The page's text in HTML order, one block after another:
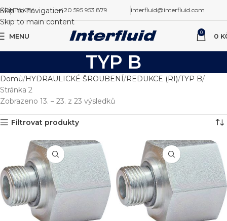
Skip to navigation
Skip to main content
KONTAKTY +420 595 953 879 interfluid@interfluid.com
MENU 0 0
TYP B
Domů HYDRAULICKÉ ŠROUBENÍ REDUKCE (RI) TYP B
Stránka 2
Zobrazeno 13. – 23. z 23 výsledků
Filtrovat produkty